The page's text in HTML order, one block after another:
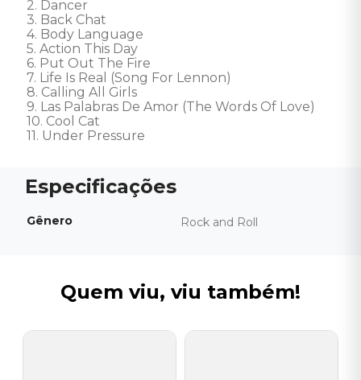
2. Dancer
3. Back Chat
4. Body Language
5. Action This Day
6. Put Out The Fire
7. Life Is Real (Song For Lennon)
8. Calling All Girls
9. Las Palabras De Amor (The Words Of Love)
10. Cool Cat
11. Under Pressure
Gênero Rock and Roll
Quem viu, viu também!